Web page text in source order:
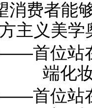
消费者能
主义美学